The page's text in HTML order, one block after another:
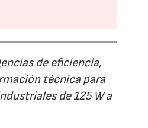
de eficiencia,
técnica para
de 125 W a